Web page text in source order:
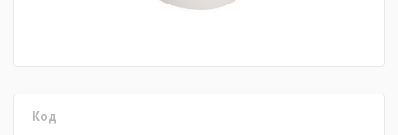
Код